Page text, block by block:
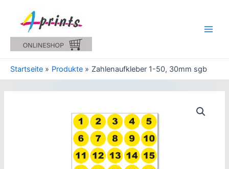
springen
Startseite Produkte Zahlenaufkleber 1-50, 30mm sgb